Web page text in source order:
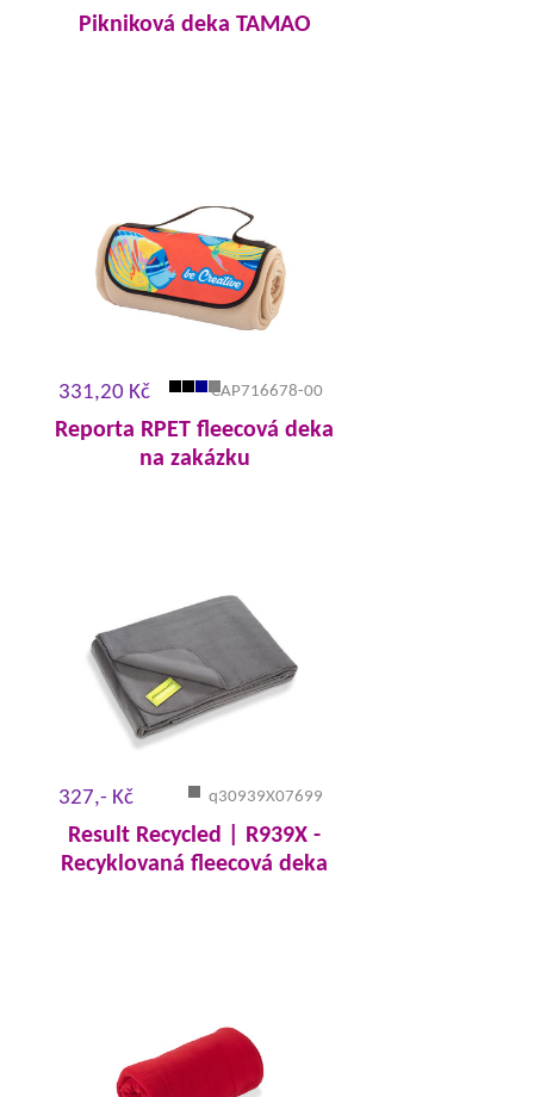
Pikniková deka TAMAO
331,20 Kč CAP716678-00
Reporta RPET fleecová deka
na zakázku
327,- Kč q30939X07699
Result Recycled | R939X -
Recyklovaná fleecová deka